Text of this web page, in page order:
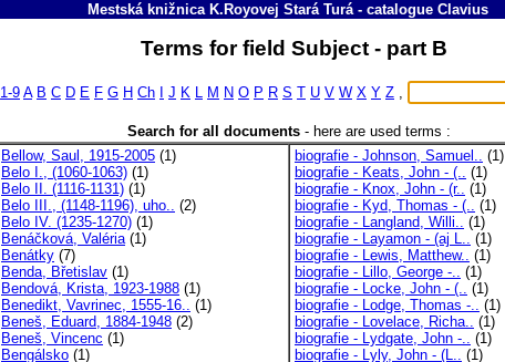
Mestská knižnica K.Royovej Stará Turá- catalogue Clavius
Terms for field Subject - part B
1-9 A B C D E F G H Ch J K L M N O P R S T U V W X Y Z ,
Search for all documents- here are used terms :
Bellow, Saul, 1915-2005 (1)
Belo I., (1060-1063) (1)
Belo II. (1116-1131) (1)
Belo III., (1148-1196), uho.. (2)
Belo IV. (1235-1270) (1)
Benáčková, Valéria(1)
Benátky (7)
Benda, Břetislav (1)
Bendová, Krista, 1923-1988 (1)
Benedikt, Vavrinec, 1555-16.. (1)
Beneš, Eduard, 1884-1948 (2)
Beneš, Vincenc (1)
Bengálsko (1)
biografie - Johnson, Samuel.. (1)
biografie - Keats, John - (.. (1)
biografie - Knox, John - (r.. (1)
biografie - Kyd, Thomas - (.. (1)
biografie - Langland, Willi.. (1)
biografie - Layamon - (aj L.. (1)
biografie - Lewis, Matthew.. (1)
biografie - Lillo, George -.. (1)
biografie - Locke, John - (.. (1)
biografie - Lodge, Thomas -.. (1)
biografie - Lovelace, Richa.. (1)
biografie - Lydgate, John -.. (1)
biografie - Lyly, John - (L.. (1)